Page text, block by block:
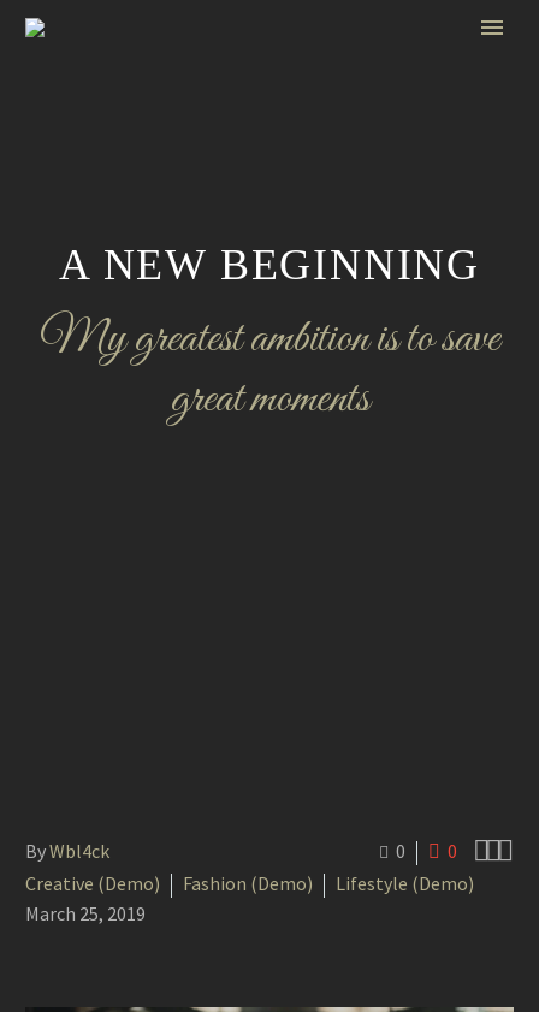
A NEW BEGINNING
My greatest ambition is to save
great moments
0 0 
ByWbl4ck
Creative (Demo)
Fashion (Demo)
Lifestyle (Demo)
March 25, 2019